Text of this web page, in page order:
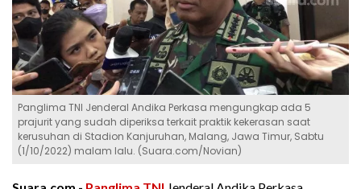
Panglima TNI Jenderal Andika Perkasa mengungkap ada 5
prajurit yang sudah diperiksa terkait praktik kekerasan saat
kerusuhan di Stadion Kanjuruhan, Malang, Jawa Timur, Sabtu
(1/10/2022) malam lalu. (Suara.com/Novian)